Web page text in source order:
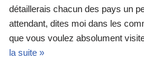
détaillerais chacun des pays un
attendant, dites moi dans les
que vous voulez absolument
la suite »